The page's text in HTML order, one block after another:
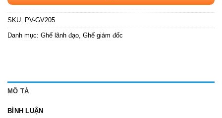
SKU: PV-GV205
Danh mục: Ghế lãnh đạo, Ghế giám đốc
MÔ TẢ
BÌNH LUẬN